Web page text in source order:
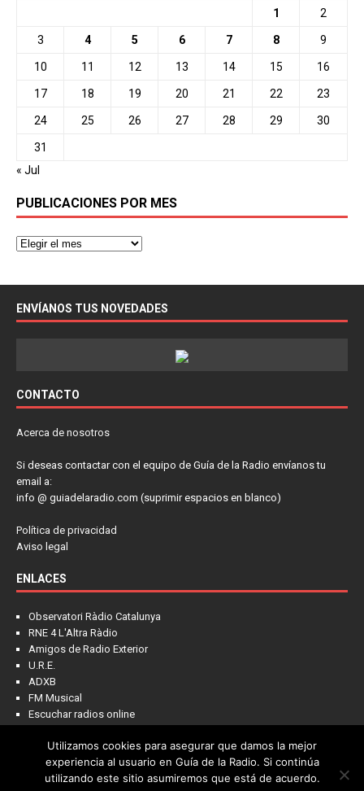
1 2
3 4 5 6 7 8 9
10 11 12 13 14 15 16
17 18 19 20 21 22 23
24 25 26 27 28 29 30
31
« Jul
PUBLICACIONES POR MES
ENVÍANOS TUS NOVEDADES
CONTACTO
Acerca de nosotros
Si deseas contactar con el equipo de Guía de la Radio envíanos tu
email a:
info @ guiadelaradio.com (suprimir espacios en blanco)
Política de privacidad
Aviso legal
ENLACES
Observatori Ràdio Catalunya
RNE 4 L'Altra Ràdio
Amigos de Radio Exterior
U.R.E.
ADXB
FM Musical
Escuchar radios online
Utilizamos cookies para asegurar que damos la mejor
experiencia al usuario en Guía de la Radio. Si continúa
utilizando este sitio asumiremos que está de acuerdo.